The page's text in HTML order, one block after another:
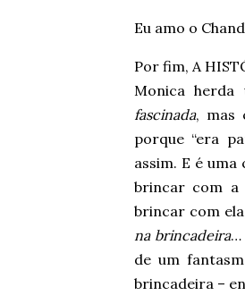
Eu amo o
Por fim, A
Monica herda
fascinada, mas
porque “era
assim. E é
brincar com a
brincar com
na brincadeira…
de um
brincadeira –